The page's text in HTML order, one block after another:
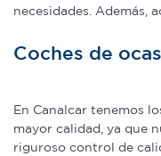
necesidades. Además,
Coches de
En Canalcar tenemos
mayor calidad, ya que
riguroso control de